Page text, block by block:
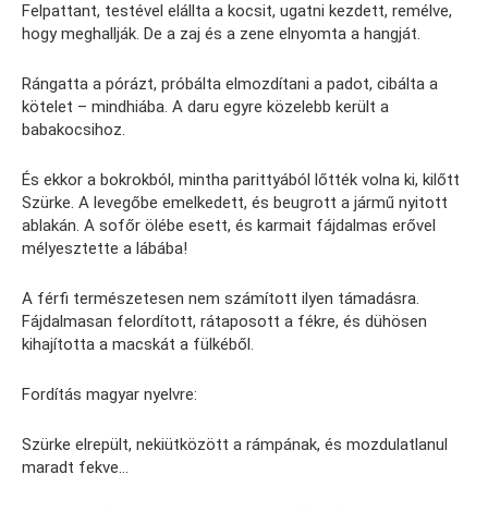
Felpattant, testével elállta a kocsit, ugatni kezdett, remélve,
hogy meghallják. De a zaj és a zene elnyomta a hangját.
Rángatta a pórázt, próbálta elmozdítani a padot, cibálta a
kötelet – mindhiába. A daru egyre közelebb került a
babakocsihoz.
És ekkor a bokrokból, mintha parittyából lőtték volna ki, kilőtt
Szürke. A levegőbe emelkedett, és beugrott a jármű nyitott
ablakán. A sofőr ölébe esett, és karmait fájdalmas erővel
mélyesztette a lábába!
A férfi természetesen nem számított ilyen támadásra.
Fájdalmasan felordított, rátaposott a fékre, és dühösen
kihajította a macskát a fülkéből.
Fordítás magyar nyelvre:
Szürke elrepült, nekiütközött a rámpának, és mozdulatlanul
maradt fekve…